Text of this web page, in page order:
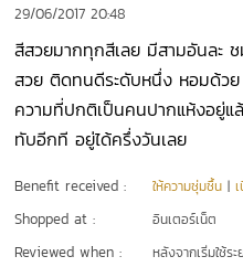
29/06/2017 20:48
สีสวยมากทุกสีเลย มีสามอันล
สวย ติดทนดีระดับหนึ่ง หอมด้ว
ความที่ปกติเป็นคนปากแห้งอยู่แ
ทับอีกที อยู่ได้ครึ่งวันเลย
Benefit received : ให้ความชุ่มชื้น |
Shopped at : อินเตอร์เน็ต
Reviewed when : หลังจากเริ่มใช้ร